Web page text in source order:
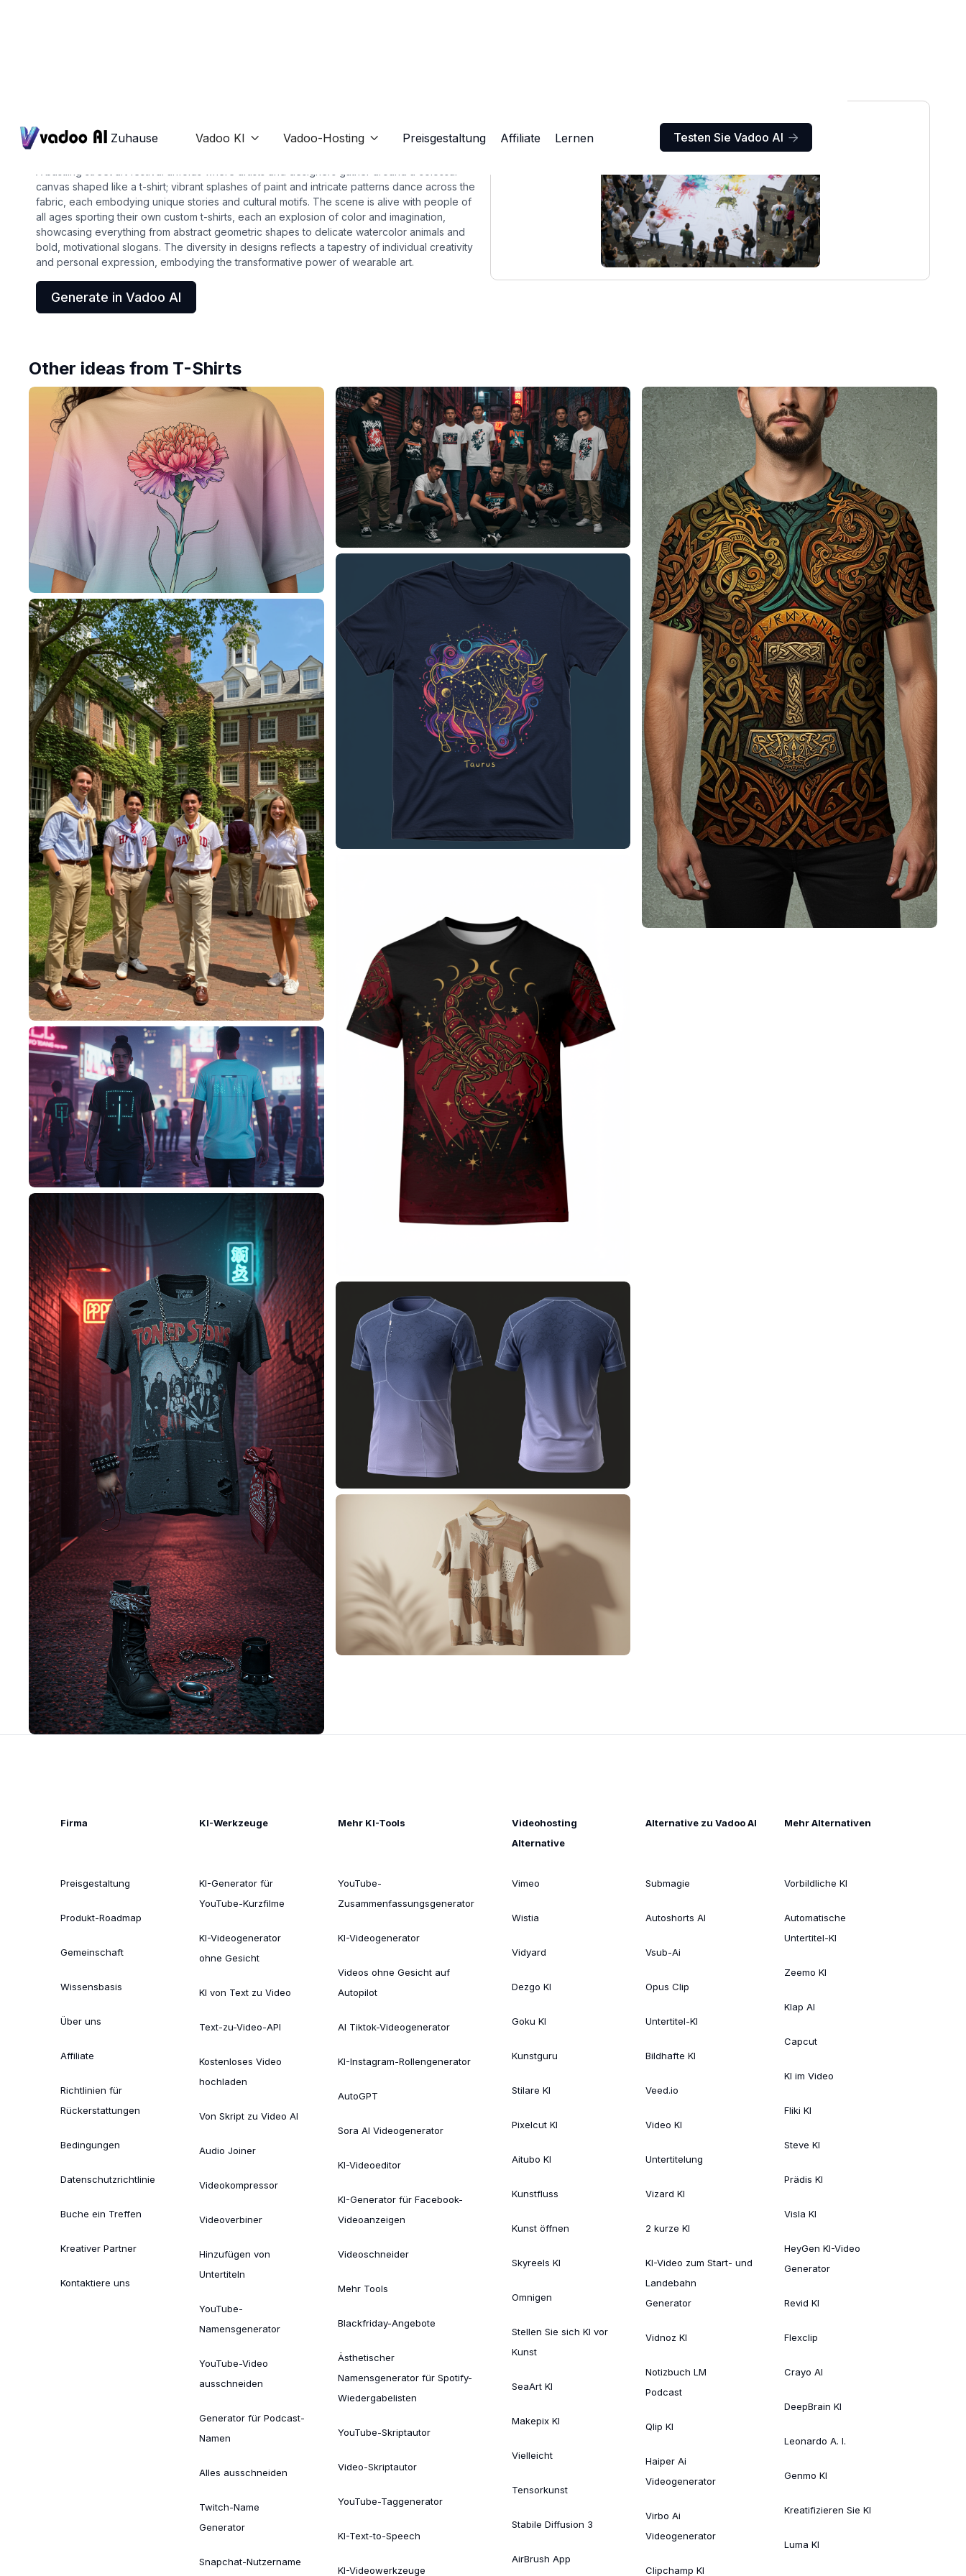
Zuhause Vadoo KI  Vadoo-Hosting  Preisgestaltung Affiliate Lernen Testen Sie Vadoo AI 
custom t shirt
canvas shaped like a t-shirt; vibrant splashes of paint and intricate patterns dance across the
fabric, each embodying unique stories and cultural motifs. The scene is alive with people of
all ages sporting their own custom t-shirts, each an explosion of color and imagination,
showcasing everything from abstract geometric shapes to delicate watercolor animals and
bold, motivational slogans. The diversity in designs reflects a tapestry of individual creativity
and personal expression, embodying the transformative power of wearable art.
Generate in Vadoo AI
Other ideas from T-Shirts
Firma
Preisgestaltung
Produkt-Roadmap
Gemeinschaft
Wissensbasis
Über uns
Affiliate
Richtlinien für
Rückerstattungen
Bedingungen
Datenschutzrichtlinie
Buche ein Treffen
Kreativer Partner
Kontaktiere uns
KI-Werkzeuge
KI-Generator für
YouTube-Kurzfilme
KI-Videogenerator
ohne Gesicht
KI von Text zu Video
Text-zu-Video-API
Kostenloses Video
hochladen
Von Skript zu Video AI
Audio Joiner
Videokompressor
Videoverbiner
Hinzufügen von
Untertiteln
YouTube-
Namensgenerator
YouTube-Video
ausschneiden
Generator für Podcast-
Namen
Alles ausschneiden
Twitch-Name
Generator
Snapchat-Nutzername
Mehr KI-Tools
YouTube-
Zusammenfassungsgenerator
KI-Videogenerator
Videos ohne Gesicht auf
Autopilot
AI Tiktok-Videogenerator
KI-Instagram-Rollengenerator
AutoGPT
Sora AI Videogenerator
KI-Videoeditor
KI-Generator für Facebook-
Videoanzeigen
Videoschneider
Mehr Tools
Blackfriday-Angebote
Ästhetischer
Namensgenerator für Spotify-
Wiedergabelisten
YouTube-Skriptautor
Video-Skriptautor
YouTube-Taggenerator
KI-Text-to-Speech
KI-Videowerkzeuge
Videohosting
Alternative
Vimeo
Wistia
Vidyard
Dezgo KI
Goku KI
Kunstguru
Stilare KI
Pixelcut KI
Aitubo KI
Kunstfluss
Kunst öffnen
Skyreels KI
Omnigen
Stellen Sie sich KI vor
Kunst
SeaArt KI
Makepix KI
Vielleicht
Tensorkunst
Stabile Diffusion 3
AirBrush App
Alternative zu Vadoo AI
Submagie
Autoshorts AI
Vsub-Ai
Opus Clip
Untertitel-KI
Bildhafte KI
Veed.io
Video KI
Untertitelung
Vizard KI
2 kurze KI
KI-Video zum Start- und
Landebahn
Generator
Vidnoz KI
Notizbuch LM
Podcast
Qlip KI
Haiper Ai
Videogenerator
Virbo Ai
Videogenerator
Clipchamp KI
Mehr Alternativen
Vorbildliche KI
Automatische
Untertitel-KI
Zeemo KI
Klap AI
Capcut
KI im Video
Fliki KI
Steve KI
Prädis KI
Visla KI
HeyGen KI-Video
Generator
Revid KI
Flexclip
Crayo AI
DeepBrain KI
Leonardo A. I.
Genmo KI
Kreatifizieren Sie KI
Luma KI